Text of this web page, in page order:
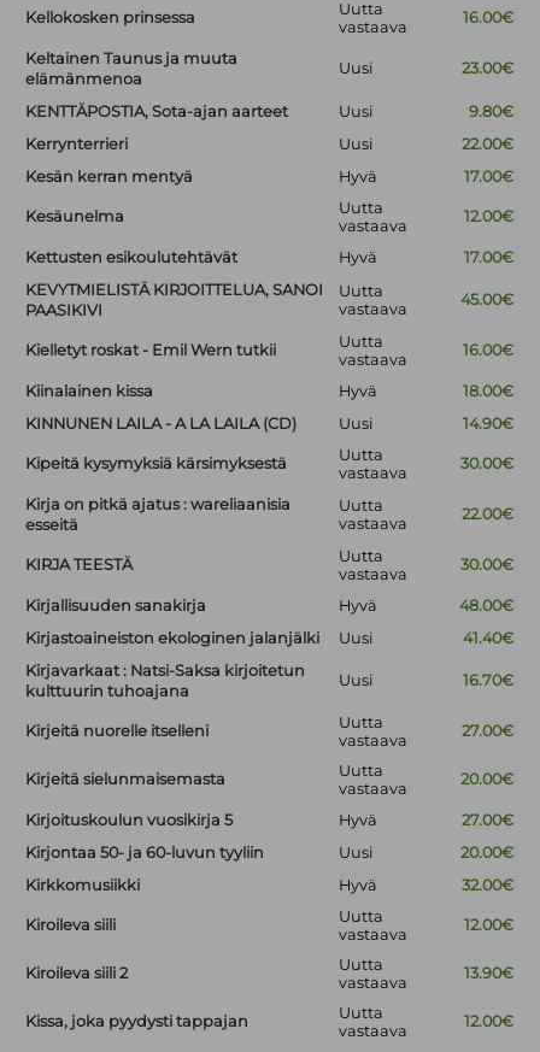
Kellokosken prinsessa
Uutta
vastaava
16.00€
Keltainen Taunus ja muuta
elämänmenoa
Uusi 23.00€
KENTTÄPOSTIA, Sota-ajan aarteet Uusi
9.80€
Kerrynterrieri
Uusi
22.00€
Kesän kerran mentyä
Hyvä 17.00€
Kesäunelma
Uutta
vastaava
12.00€
Kettusten esikoulutehtävät Hyvä
17.00€
KEVYTMIELISTÄ KIRJOITTELUA, SANOI
PAASIKIVI
Uutta
vastaava
45.00€
Kielletyt roskat - Emil Wern tutkii
Uutta
vastaava
16.00€
Kiinalainen kissa Hyvä
18.00€
KINNUNEN LAILA - A LA LAILA (CD)
Uusi 14.90€
Kipeitä kysymyksiä kärsimyksestä
Uutta
vastaava
30.00€
Kirja on pitkä ajatus : wareliaanisia
esseitä
Uutta
vastaava
22.00€
KIRJA TEESTÄ
Uutta
vastaava
30.00€
Kirjallisuuden sanakirja Hyvä
48.00€
Kirjastoaineiston ekologinen jalanjälki
Uusi
41.40€
Kirjavarkaat : Natsi-Saksa kirjoitetun
kulttuurin tuhoajana
Uusi 16.70€
Kirjeitä nuorelle itselleni
Uutta
vastaava
27.00€
Kirjeitä sielunmaisemasta
Uutta
vastaava
20.00€
Kirjoituskoulun vuosikirja 5 Hyvä
27.00€
Kirjontaa 50- ja 60-luvun tyyliin
Uusi
20.00€
Kirkkomusiikki
Hyvä 32.00€
Kiroileva siili
Uutta
vastaava
12.00€
Kiroileva siili 2
Uutta
vastaava
13.90€
Kissa, joka pyydysti tappajan
Uutta
vastaava
12.00€